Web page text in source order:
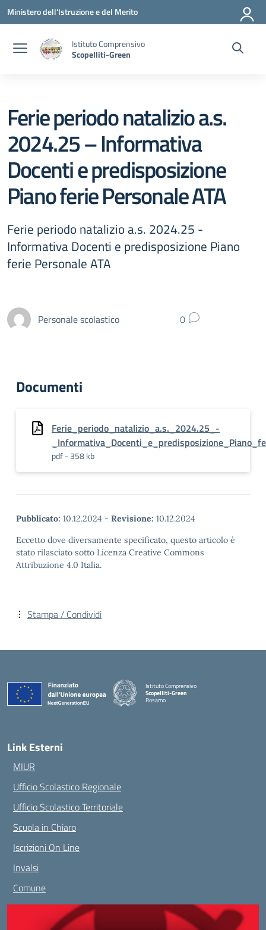
Vai ai contenuti
Vai al menu di navigazione
Vai al footer
Ministero dell'Istruzione e del Merito
Istituto Comprensivo
Scopelliti-Green
Ferie periodo natalizio a.s.
2024.25 – Informativa
Docenti e predisposizione
Piano ferie Personale ATA
Ferie periodo natalizio a.s. 2024.25 -
Informativa Docenti e predisposizione Piano
ferie Personale ATA
Personale scolastico 0
Documenti
Ferie_periodo_natalizio_a.s._2024.25_-
pdf - 358 kb
Pubblicato: 10.12.2024 - Revisione: 10.12.2024
Eccetto dove diversamente specificato, questo articolo è
stato rilasciato sotto Licenza Creative Commons
Attribuzione 4.0 Italia.
Stampa / Condividi
Istituto Comprensivo
Scopelliti-Green
Rosarno
Link Esterni
MIUR
Ufficio Scolastico Regionale
Ufficio Scolastico Territoriale
Scuola in Chiaro
Iscrizioni On Line
Invalsi
Comune